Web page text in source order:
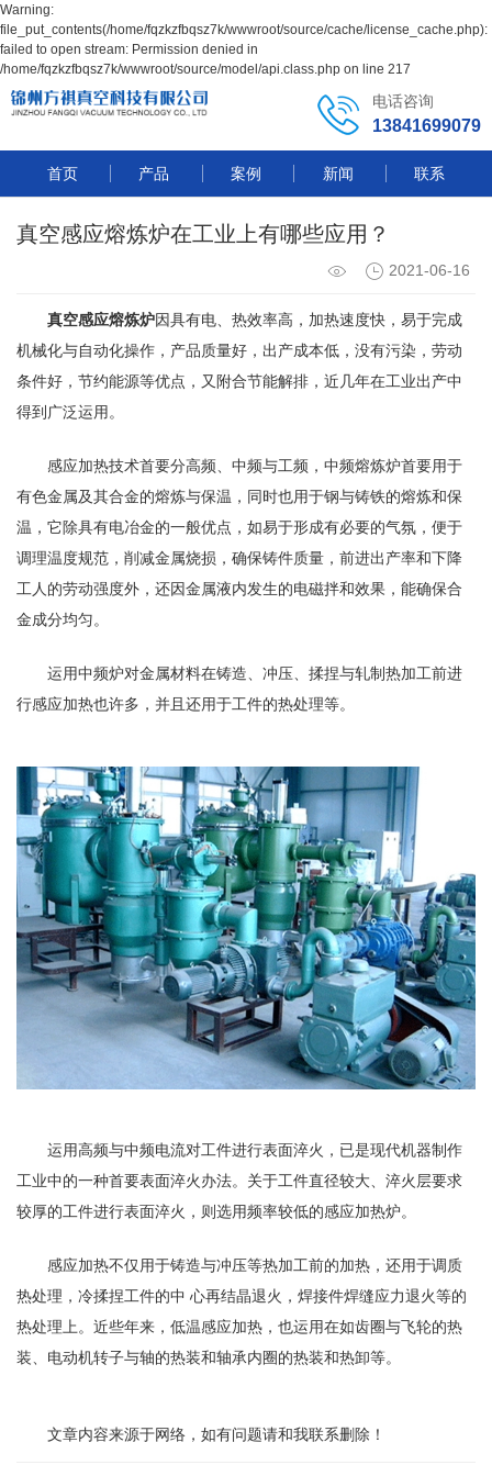
Warning:
file_put_contents(/home/fqzkzfbqsz7k/wwwroot/source/cache/license_cache.php):
failed to open stream: Permission denied in
/home/fqzkzfbqsz7k/wwwroot/source/model/api.class.php on line 217
电话咨询
13841699079
首页 产品 案例 新闻 联系
真空感应熔炼炉在工业上有哪些应用？
2021-06-16
真空感应熔炼炉因具有电、热效率高，加热速度快，易于完成
机械化与自动化操作，产品质量好，出产成本低，没有污染，劳动
条件好，节约能源等优点，又附合节能解排，近几年在工业出产中
得到广泛运用。
感应加热技术首要分高频、中频与工频，中频熔炼炉首要用于
有色金属及其合金的熔炼与保温，同时也用于钢与铸铁的熔炼和保
温，它除具有电冶金的一般优点，如易于形成有必要的气氛，便于
调理温度规范，削减金属烧损，确保铸件质量，前进出产率和下降
工人的劳动强度外，还因金属液内发生的电磁拌和效果，能确保合
金成分均匀。
运用中频炉对金属材料在铸造、冲压、揉捏与轧制热加工前进
行感应加热也许多，并且还用于工件的热处理等。
运用高频与中频电流对工件进行表面淬火，已是现代机器制作
工业中的一种首要表面淬火办法。关于工件直径较大、淬火层要求
较厚的工件进行表面淬火，则选用频率较低的感应加热炉。
感应加热不仅用于铸造与冲压等热加工前的加热，还用于调质
热处理，冷揉捏工件的中 心再结晶退火，焊接件焊缝应力退火等的
热处理上。近些年来，低温感应加热，也运用在如齿圈与飞轮的热
装、电动机转子与轴的热装和轴承内圈的热装和热卸等。
文章内容来源于网络，如有问题请和我联系删除！